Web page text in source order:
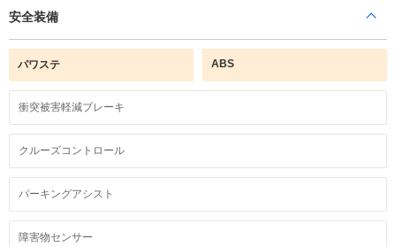
安全装備
パワステ ABS
衝突被害軽減ブレーキ
クルーズコントロール
パーキングアシスト
障害物センサー